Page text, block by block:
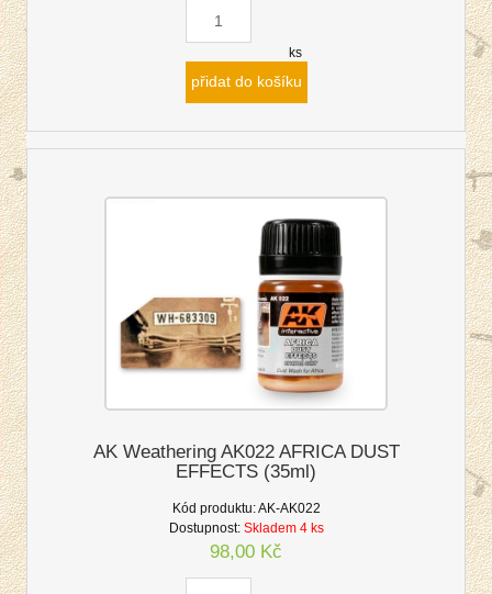
ks
přidat do košíku
AK Weathering AK022 AFRICA DUST
EFFECTS (35ml)
Kód produktu:AK-AK022
Dostupnost: Skladem 4 ks
98,00 Kč